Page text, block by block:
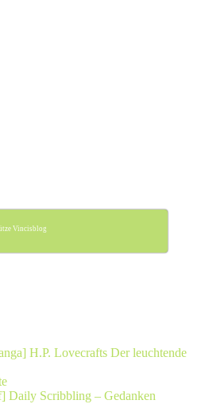
Vincisblog
H.P. Lovecrafts Der leuchtende
Daily Scribbling – Gedanken